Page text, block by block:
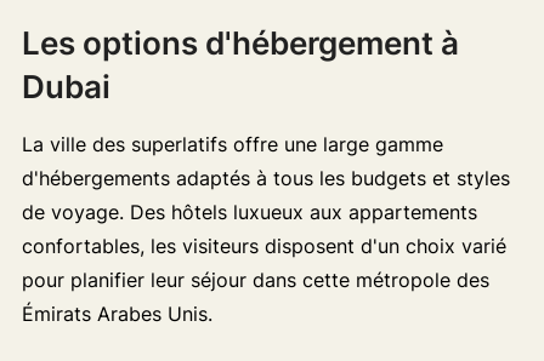
Les options d'hébergement à
Dubai
La ville des superlatifs offre une large gamme
d'hébergements adaptés à tous les budgets et styles
de voyage. Des hôtels luxueux aux appartements
confortables, les visiteurs disposent d'un choix varié
pour planifier leur séjour dans cette métropole des
Émirats Arabes Unis.